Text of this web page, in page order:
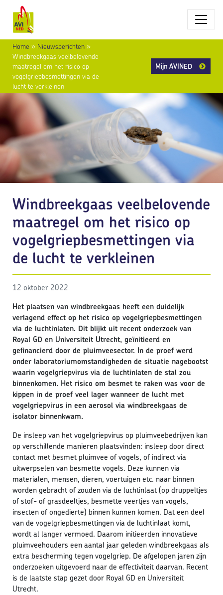
Home » Nieuwsberichten »
Windbreekgaas veelbelovende
maatregel om het risico op
vogelgriepbesmettingen via de
lucht te verkleinen
Mijn AVINED
Windbreekgaas veelbelovende
maatregel om het risico op
vogelgriepbesmettingen via
de lucht te verkleinen
12 oktober 2022
Het plaatsen van windbreekgaas heeft een duidelijk
verlagend effect op het risico op vogelgriepbesmettingen
via de luchtinlaten. Dit blijkt uit recent onderzoek van
Royal GD en Universiteit Utrecht, geïnitieerd en
gefinancierd door de pluimveesector. In de proef werd
onder laboratoriumomstandigheden de situatie nagebootst
waarin vogelgriepvirus via de luchtinlaten de stal zou
binnenkomen. Het risico om besmet te raken was voor de
kippen in de proef veel lager wanneer de lucht met
vogelgriepvirus in een aerosol via windbreekgaas de
isolator binnenkwam.
De insleep van het vogelgriepvirus op pluimveebedrijven kan
op verschillende manieren plaatsvinden: insleep door direct
contact met besmet pluimvee of vogels, of indirect via
uitwerpselen van besmette vogels. Deze kunnen via
materialen, mensen, dieren, voertuigen etc. naar binnen
worden gebracht of zouden via de luchtinlaat (op druppeltjes
of stof- of grasdeeltjes, besmette veertjes van vogels,
insecten of ongedierte) binnen kunnen komen. Dat een deel
van de vogelgriepbesmettingen via de luchtinlaat komt,
wordt al langer vermoed. Daarom initieerden innovatieve
pluimveehouders een aantal jaar geleden windbreekgaas als
extra bescherming tegen vogelgriep. De afgelopen jaren zijn
onderzoeken uitgevoerd naar de effectiviteit daarvan. Recent
is de laatste stap gezet door Royal GD en Universiteit
Utrecht.